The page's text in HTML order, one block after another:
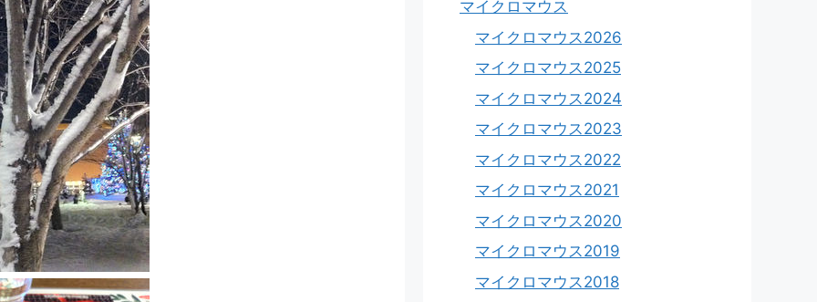
マイクロマウス
マイクロマウス2026
マイクロマウス2025
マイクロマウス2024
マイクロマウス2023
マイクロマウス2022
マイクロマウス2021
マイクロマウス2020
マイクロマウス2019
マイクロマウス2018